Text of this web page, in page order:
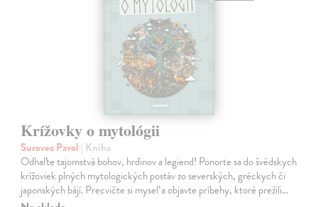
Krížovky o mytológii
Surovec Pavol | Kniha
Odhaľte tajomstvá bohov, hrdinov a legiend! Ponorte sa do švédskych
krížoviek plných mytologických postáv zo severských, gréckych či
japonských bájí. Precvičte si myseľ a objavte príbehy, ktoré prežili…